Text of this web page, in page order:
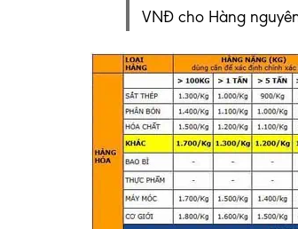
VNĐ cho Hàng